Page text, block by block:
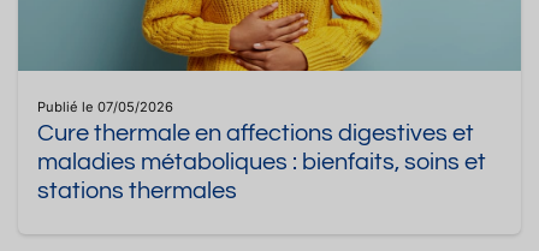
Publié le 07/05/2026
Cure thermale en affections digestives et
maladies métaboliques : bienfaits, soins et
stations thermales